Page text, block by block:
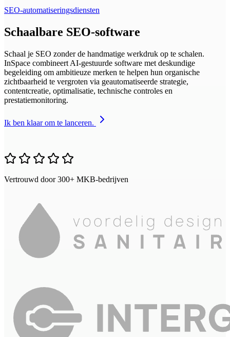
SEO-automatiseringsdiensten
Schaalbare SEO-software
Schaal je SEO zonder de handmatige werkdruk op te schalen.
InSpace combineert AI-gestuurde software met deskundige
begeleiding om ambitieuze merken te helpen hun organische
zichtbaarheid te vergroten via geautomatiseerde strategie,
contentcreatie, optimalisatie, technische controles en
prestatiemonitoring.
Ik ben klaar om te lanceren.
Vertrouwd door 300+ MKB-bedrijven